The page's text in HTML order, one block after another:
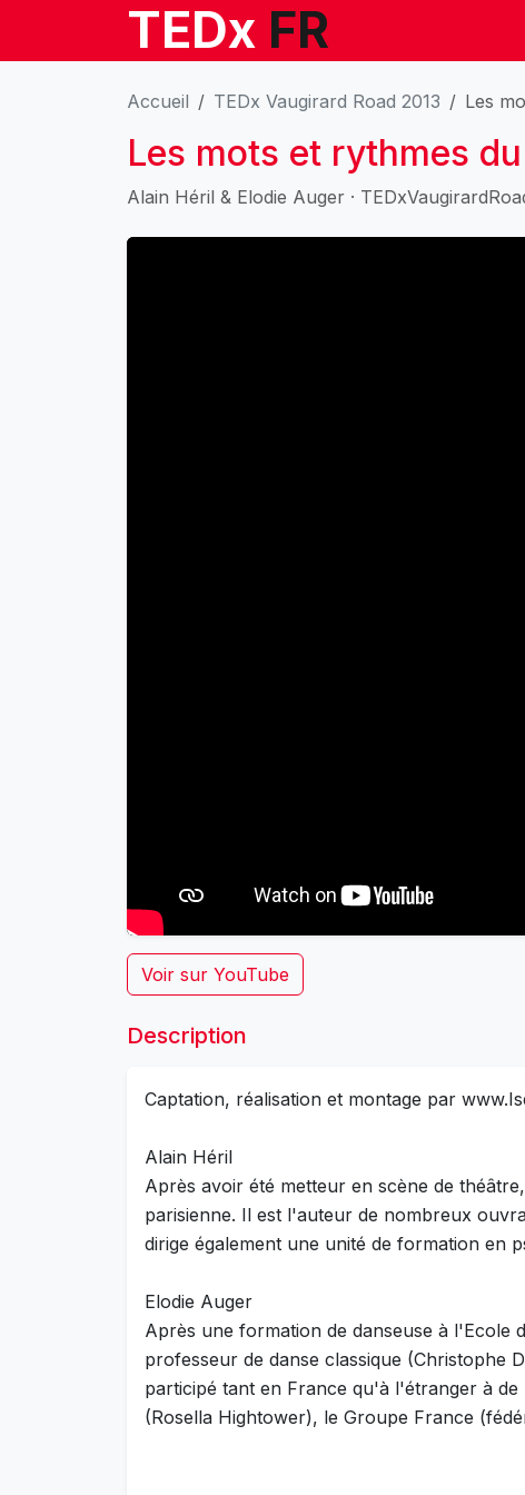
TEDx FR
Accueil TEDx Vaugirard Road 2013 Les
Les mots et rythmes
Alain Héril & Elodie Auger ·
Voir sur YouTube
Description
Captation, réalisation et montage par
Alain Héril
Après avoir été metteur en scène de
parisienne. Il est l'auteur de nombreux
dirige également une unité de formation en
Elodie Auger
Après une formation de danseuse à l'Ecole
professeur de danse classique (Christophe
participé tant en France qu'à l'étranger à
(Rosella Hightower), le Groupe France